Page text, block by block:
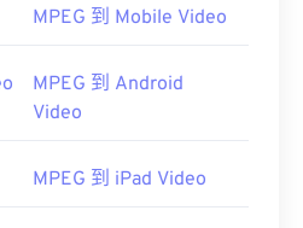
MPEG 到 Mobile Video
MPEG 到 Android
Video
MPEG 到 iPad Video